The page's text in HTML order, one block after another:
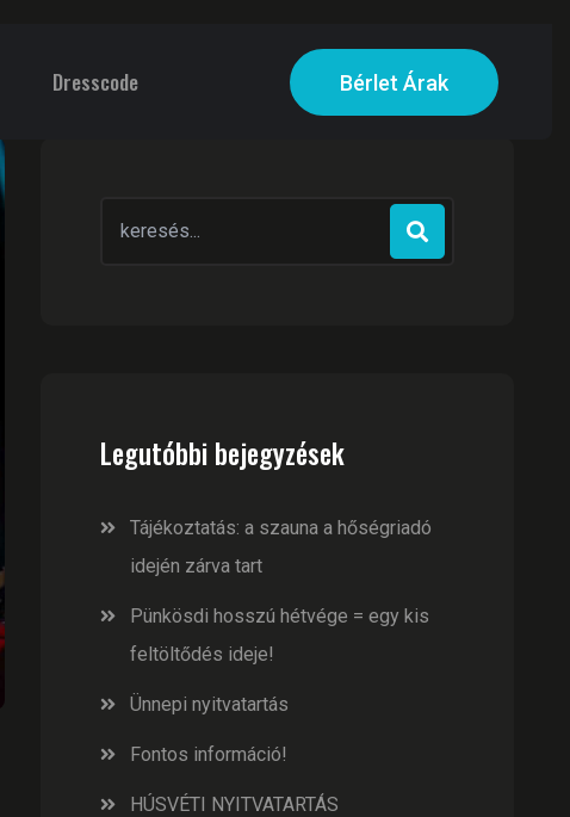
Dresscode Bérlet Árak
for:
Legutóbbi bejegyzések
Tájékoztatás: a szauna a hőségriadó
idején zárva tart
Pünkösdi hosszú hétvége = egy kis
feltöltődés ideje!
Ünnepi nyitvatartás
Fontos információ!
HÚSVÉTI NYITVATARTÁS